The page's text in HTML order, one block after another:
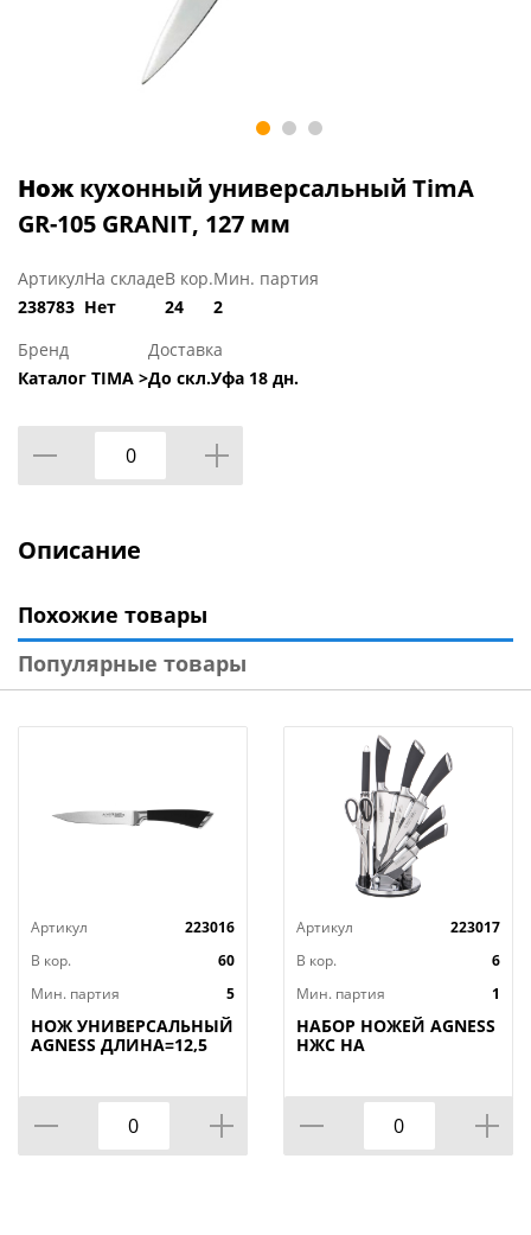
Нож кухонный универсальный TimA
GR-105 GRANIT, 127 мм
Артикул
238783
На складе
Нет
В кор.
24
Мин. партия
2
Бренд
Каталог TIMA >
Доставка
До скл.Уфа 18 дн.
Описание
Похожие товары
Популярные товары
Артикул
223016
В кор.
60
Мин. партия
5
НОЖ УНИВЕРСАЛЬНЫЙ
AGNESS ДЛИНА=12,5
Артикул
223017
В кор.
6
Мин. партия
1
НАБОР НОЖЕЙ AGNESS
НЖС НА
ПОДСТАВКЕ 8 ПР.,
КОР=6НАБОР.